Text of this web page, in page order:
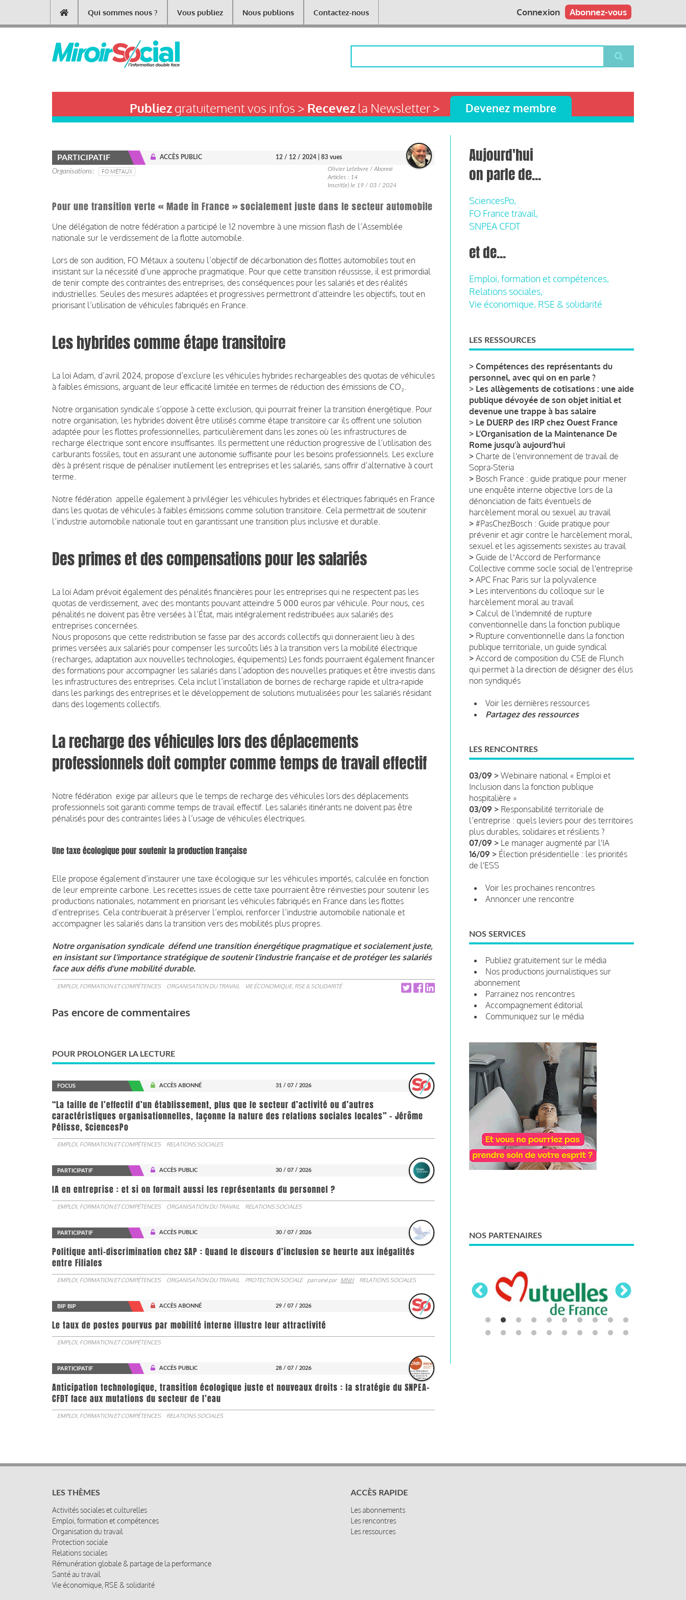
contenu
Main
navigation
Qui sommes nous ? Vous publiez Nous publions Contactez-nous Abonnez-vous
Connexion
Publiezgratuitement vos infos > Recevezla Newsletter > Devenez membre
PARTICIPATIF ACCÈS PUBLIC 12 / 12 / 2024 | 83 vues
Organisations FO MÉTAUX
Olivier Lefebvre / Abonné
Articles : 14
Inscrit(e) le 19 / 03 / 2024
Pour une transition verte « Made in France » socialement juste dans le secteur automobile
Une délégation de notre fédération a participé le 12 novembre à une mission flash de l’Assemblée
nationale sur le verdissement de la flotte automobile.
Lors de son audition, FO Métaux a soutenu l’objectif de décarbonation des flottes automobiles tout en
insistant sur la nécessité d’une approche pragmatique. Pour que cette transition réussisse, il est primordial
de tenir compte des contraintes des entreprises, des conséquences pour les salariés et des réalités
industrielles. Seules des mesures adaptées et progressives permettront d’atteindre les objectifs, tout en
priorisant l’utilisation de véhicules fabriqués en France.
Les hybrides comme étape transitoire
La loi Adam, d’avril 2024, propose d’exclure les véhicules hybrides rechargeables des quotas de véhicules
à faibles émissions, arguant de leur efficacité limitée en termes de réduction des émissions de CO₂.
Notre organisation syndicale s’oppose à cette exclusion, qui pourrait freiner la transition énergétique. Pour
notre organisation, les hybrides doivent être utilisés comme étape transitoire car ils offrent une solution
adaptée pour les flottes professionnelles, particulièrement dans les zones où les infrastructures de
recharge électrique sont encore insuffisantes. Ils permettent une réduction progressive de l’utilisation des
carburants fossiles, tout en assurant une autonomie suffisante pour les besoins professionnels. Les exclure
dès à présent risque de pénaliser inutilement les entreprises et les salariés, sans offrir d’alternative à court
terme.
Notre fédération appelle également à privilégier les véhicules hybrides et électriques fabriqués en France
dans les quotas de véhicules à faibles émissions comme solution transitoire. Cela permettrait de soutenir
l’industrie automobile nationale tout en garantissant une transition plus inclusive et durable.
Des primes et des compensations pour les salariés
La loi Adam prévoit également des pénalités financières pour les entreprises qui ne respectent pas les
quotas de verdissement, avec des montants pouvant atteindre 5 000 euros par véhicule. Pour nous, ces
pénalités ne doivent pas être versées à l’État, mais intégralement redistribuées aux salariés des
entreprises concernées.
Nous proposons que cette redistribution se fasse par des accords collectifs qui donneraient lieu à des
primes versées aux salariés pour compenser les surcoûts liés à la transition vers la mobilité électrique
(recharges, adaptation aux nouvelles technologies, équipements) Les fonds pourraient également financer
des formations pour accompagner les salariés dans l’adoption des nouvelles pratiques et être investis dans
les infrastructures des entreprises. Cela inclut l’installation de bornes de recharge rapide et ultra-rapide
dans les parkings des entreprises et le développement de solutions mutualisées pour les salariés résidant
dans des logements collectifs.
La recharge des véhicules lors des déplacements
professionnels doit compter comme temps de travail effectif
Notre fédération exige par ailleurs que le temps de recharge des véhicules lors des déplacements
professionnels soit garanti comme temps de travail effectif. Les salariés itinérants ne doivent pas être
pénalisés pour des contraintes liées à l’usage de véhicules électriques.
Une taxe écologique pour soutenir la production française
Elle propose également d’instaurer une taxe écologique sur les véhicules importés, calculée en fonction
de leur empreinte carbone. Les recettes issues de cette taxe pourraient être réinvesties pour soutenir les
productions nationales, notamment en priorisant les véhicules fabriqués en France dans les flottes
d’entreprises. Cela contribuerait à préserver l’emploi, renforcer l’industrie automobile nationale et
accompagner les salariés dans la transition vers des mobilités plus propres.
Notre organisation syndicale défend une transition énergétique pragmatique et socialement juste,
en insistant sur l’importance stratégique de soutenir l’industrie française et de protéger les salariés
face aux défis d’une mobilité durable.
EMPLOI, FORMATION ET COMPÉTENCES ORGANISATION DU TRAVAIL VIE ÉCONOMIQUE, RSE & SOLIDARITÉ
Pas encore de commentaires
POUR PROLONGER LA LECTURE
FOCUS ACCÈS ABONNÉ 31 / 07 / 2026
“La taille de l’effectif d’un établissement, plus que le secteur d’activité ou d’autres
caractéristiques organisationnelles, façonne la nature des relations sociales locales” - Jérôme
Pélisse, SciencesPo
EMPLOI, FORMATION ET COMPÉTENCES RELATIONS SOCIALES
PARTICIPATIF ACCÈS PUBLIC 30 / 07 / 2026
IA en entreprise : et si on formait aussi les représentants du personnel ?
EMPLOI, FORMATION ET COMPÉTENCES ORGANISATION DU TRAVAIL RELATIONS SOCIALES
PARTICIPATIF ACCÈS PUBLIC 30 / 07 / 2026
Politique anti-discrimination chez SAP : Quand le discours d’inclusion se heurte aux inégalités
entre Filiales
EMPLOI, FORMATION ET COMPÉTENCES ORGANISATION DU TRAVAIL PROTECTION SOCIALE parrainé par MNH RELATIONS SOCIALES
BIP BIP ACCÈS ABONNÉ 29 / 07 / 2026
Le taux de postes pourvus par mobilité interne illustre leur attractivité
EMPLOI, FORMATION ET COMPÉTENCES
PARTICIPATIF ACCÈS PUBLIC 28 / 07 / 2026
Anticipation technologique, transition écologique juste et nouveaux droits : la stratégie du SNPEA-
CFDT face aux mutations du secteur de l’eau
EMPLOI, FORMATION ET COMPÉTENCES RELATIONS SOCIALES
Aujourd'hui
on parle de...
SciencesPo,
FO France travail,
SNPEA CFDT
et de...
Emploi, formation et compétences,
Relations sociales,
Vie économique, RSE & solidarité
LES RESSOURCES
> Compétences des représentants du
personnel, avec qui on en parle ?
> Les allègements de cotisations : une aide
publique dévoyée de son objet initial et
devenue une trappe à bas salaire
> Le DUERP des IRP chez Ouest France
> L’Organisation de la Maintenance De
Rome jusqu’à aujourd’hui
> Charte de l'environnement de travail de
Sopra-Steria
> Bosch France : guide pratique pour mener
une enquête interne objective lors de la
dénonciation de faits éventuels de
harcèlement moral ou sexuel au travail
> #PasChezBosch : Guide pratique pour
prévenir et agir contre le harcèlement moral,
sexuel et les agissements sexistes au travail
> Guide de lʼAccord de Performance
Collective comme socle social de l'entreprise
> APC Fnac Paris sur la polyvalence
> Les interventions du colloque sur le
harcèlement moral au travail
> Calcul de l'indemnité de rupture
conventionnelle dans la fonction publique
> Rupture conventionnelle dans la fonction
publique territoriale, un guide syndical
> Accord de composition du CSE de Flunch
qui permet à la direction de désigner des élus
non syndiqués
Voir les dernières ressources
Partagez des ressources
LES RENCONTRES
03/09 > Webinaire national « Emploi et
Inclusion dans la fonction publique
hospitalière »
03/09 > Responsabilité territoriale de
l’entreprise : quels leviers pour des territoires
plus durables, solidaires et résilients ?
07/09 > Le manager augmenté par l'IA
16/09 > Élection présidentielle : les priorités
de l'ESS
Voir les prochaines rencontres
Annoncer une rencontre
NOS SERVICES
Publiez gratuitement sur le média
Nos productions journalistiques sur
abonnement
Parrainez nos rencontres
Accompagnement éditorial
Communiquez sur le média
NOS PARTENAIRES
LES THÈMES
Activités sociales et culturelles
Emploi, formation et compétences
Organisation du travail
Protection sociale
Relations sociales
Rémunération globale & partage de la performance
Santé au travail
Vie économique, RSE & solidarité
ACCÈS RAPIDE
Les abonnements
Les rencontres
Les ressources